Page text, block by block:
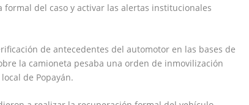
del caso y activar las alertas institucionales
de antecedentes del automotor en las bases de
la camioneta pesaba una orden de inmovilización
de Popayán.